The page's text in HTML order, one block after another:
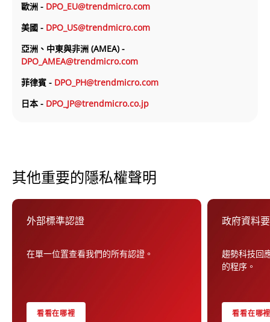
歐洲 - DPO_EU@trendmicro.com
美國 - DPO_US@trendmicro.com
亞洲、中東與非洲 (AMEA) -
DPO_AMEA@trendmicro.com
菲律賓 - DPO_PH@trendmicro.com
日本 - DPO_JP@trendmicro.co.jp
其他重要的隱私權聲明
外部標準認證
在單一位置查看我們的所有認證。
看看在哪裡
政府資料
趨勢科技回
的程序。
看看在哪